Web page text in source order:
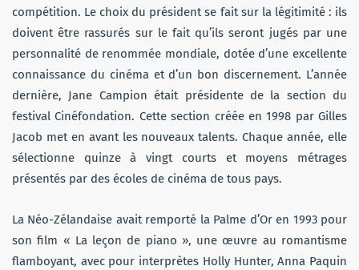
compétition. Le choix du président se fait sur la légitimité : ils
doivent être rassurés sur le fait qu’ils seront jugés par une
personnalité de renommée mondiale, dotée d’une excellente
connaissance du cinéma et d’un bon discernement. L’année
dernière, Jane Campion était présidente de la section du
festival Cinéfondation. Cette section créée en 1998 par Gilles
Jacob met en avant les nouveaux talents. Chaque année, elle
sélectionne quinze à vingt courts et moyens métrages
présentés par des écoles de cinéma de tous pays.
La Néo-Zélandaise avait remporté la Palme d’Or en 1993 pour
son film « La leçon de piano », une œuvre au romantisme
flamboyant, avec pour interprètes Holly Hunter, Anna Paquin